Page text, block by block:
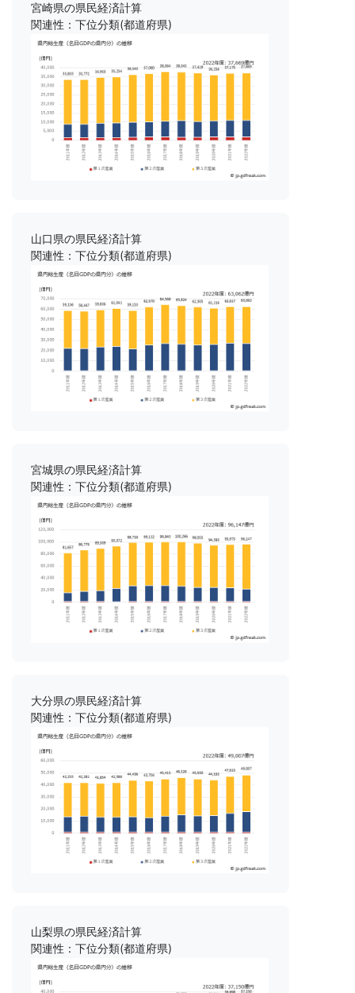
宮崎県の県民経済計算
関連性：下位分類(都道府県)
山口県の県民経済計算
関連性：下位分類(都道府県)
宮城県の県民経済計算
関連性：下位分類(都道府県)
大分県の県民経済計算
関連性：下位分類(都道府県)
山梨県の県民経済計算
関連性：下位分類(都道府県)